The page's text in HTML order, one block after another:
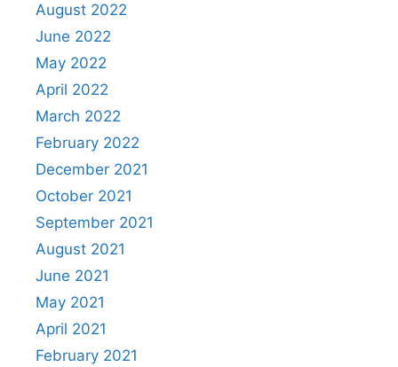
August 2022
June 2022
May 2022
April 2022
March 2022
February 2022
December 2021
October 2021
September 2021
August 2021
June 2021
May 2021
April 2021
February 2021